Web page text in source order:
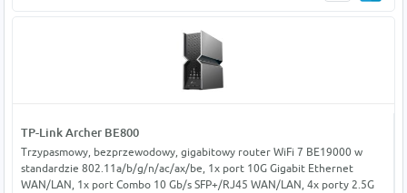
TP-Link Archer BE800
Trzypasmowy, bezprzewodowy, gigabitowy router WiFi 7 BE19000 w
standardzie 802.11a/b/g/n/ac/ax/be, 1x port 10G Gigabit Ethernet
WAN/LAN, 1x port Combo 10 Gb/s SFP+/RJ45 WAN/LAN, 4x porty 2.5G